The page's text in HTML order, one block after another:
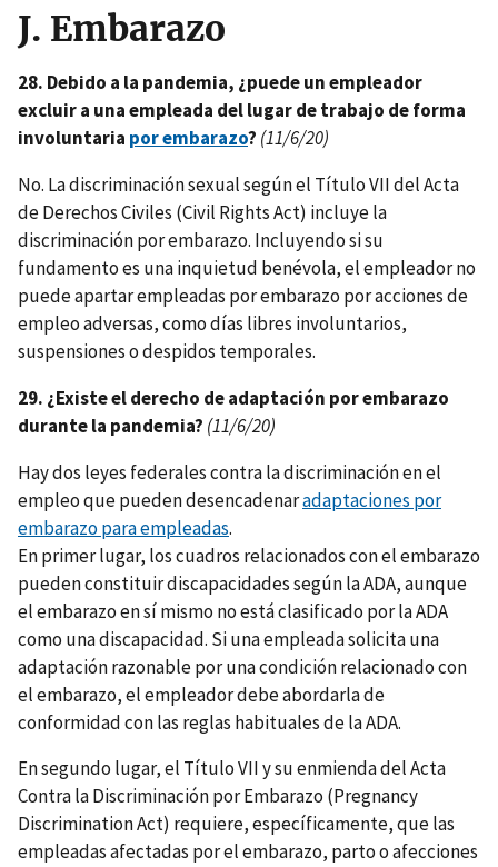
J. Embarazo
28. Debido a la pandemia, ¿puede un empleador
excluir a una empleada del lugar de trabajo de forma
involuntaria por embarazo? (11/6/20)
No. La discriminación sexual según el Título VII del Acta
de Derechos Civiles (Civil Rights Act) incluye la
discriminación por embarazo. Incluyendo si su
fundamento es una inquietud benévola, el empleador no
puede apartar empleadas por embarazo por acciones de
empleo adversas, como días libres involuntarios,
suspensiones o despidos temporales.
29. ¿Existe el derecho de adaptación por embarazo
durante la pandemia? (11/6/20)
Hay dos leyes federales contra la discriminación en el
empleo que pueden desencadenaradaptaciones por
embarazo para empleadas.
En primer lugar, los cuadros relacionados con el embarazo
pueden constituir discapacidades según la ADA, aunque
el embarazo en sí mismo no está clasificado por la ADA
como una discapacidad. Si una empleada solicita una
adaptación razonable por una condición relacionado con
el embarazo, el empleador debe abordarla de
conformidad con las reglas habituales de la ADA.
En segundo lugar, el Título VII y su enmienda del Acta
Contra la Discriminación por Embarazo (Pregnancy
Discrimination Act) requiere, específicamente, que las
empleadas afectadas por el embarazo, parto o afecciones